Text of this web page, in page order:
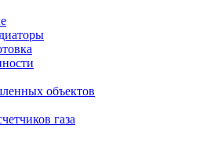
объектов
газа